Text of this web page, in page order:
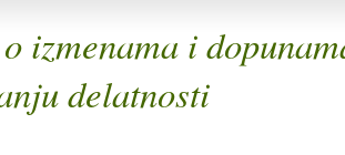
izmenama i
delatnosti